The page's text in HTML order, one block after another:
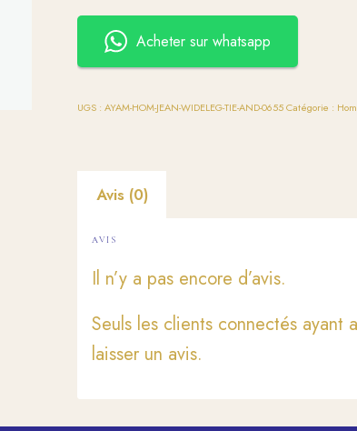
Acheter sur whatsapp
UGS :AYAM-HOM-JEAN-WIDELEG-TIE-AND-0655 Catégorie :
Avis (0)
AVIS
Il n’y a pas encore d’avis.
Seuls les clients connectés
laisser un avis.